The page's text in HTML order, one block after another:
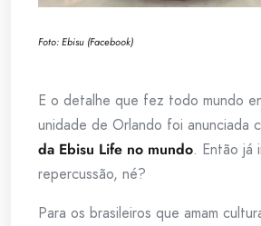
Foto: Ebisu (Facebook)
E o detalhe que fez todo mundo
unidade de Orlando foi anunciada
da Ebisu Life no mundo. Então já
repercussão, né?
Para os brasileiros que amam